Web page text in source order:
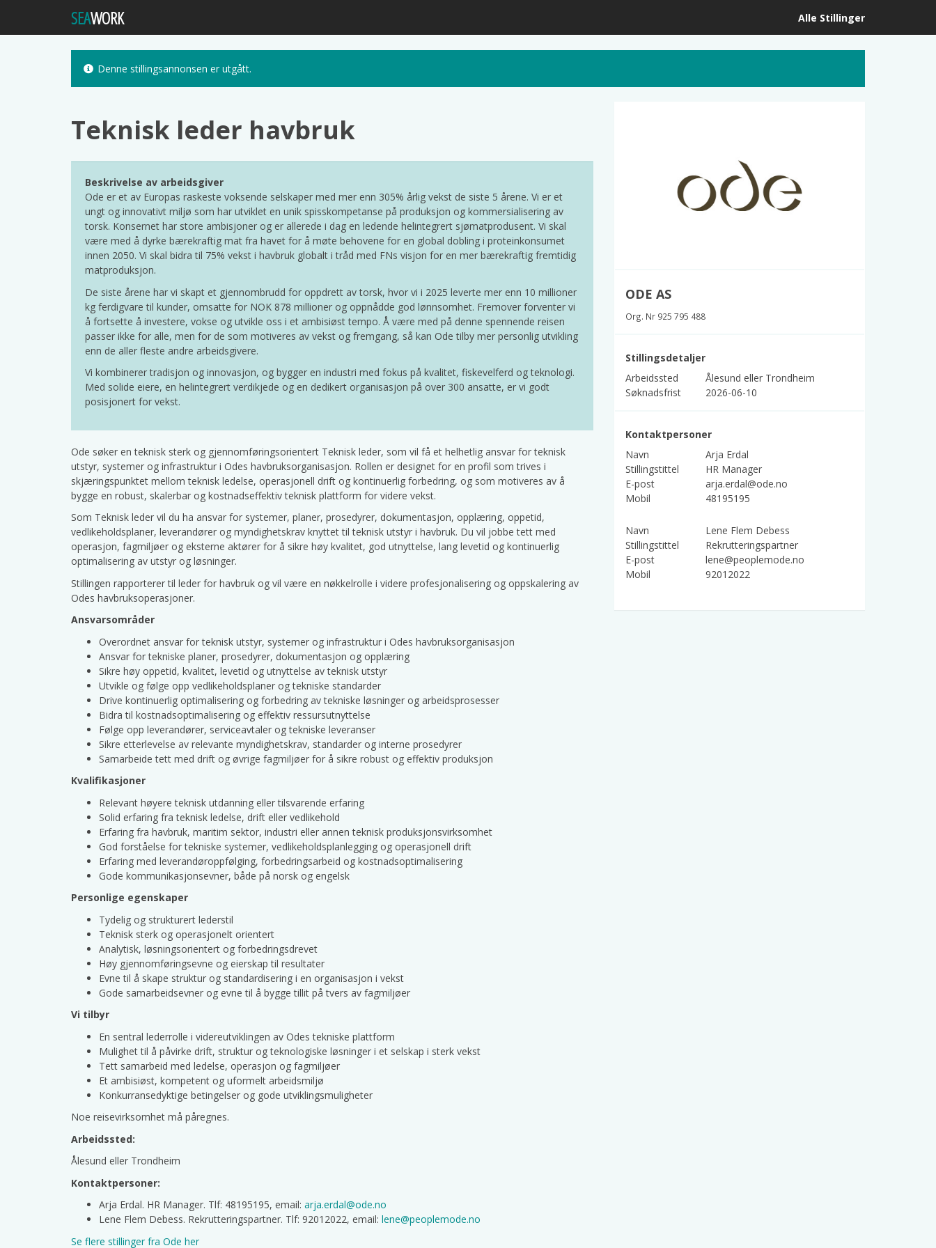
SEAWORK Alle Stillinger
Denne stillingsannonsen er utgått.
Teknisk leder havbruk
Beskrivelse av arbeidsgiver
Ode er et av Europas raskeste voksende selskaper med mer enn 305% årlig vekst de siste 5 årene. Vi er et
ungt og innovativt miljø som har utviklet en unik spisskompetanse på produksjon og kommersialisering av
torsk. Konsernet har store ambisjoner og er allerede i dag en ledende helintegrert sjømatprodusent. Vi skal
være med å dyrke bærekraftig mat fra havet for å møte behovene for en global dobling i proteinkonsumet
innen 2050. Vi skal bidra til 75% vekst i havbruk globalt i tråd med FNs visjon for en mer bærekraftig fremtidig
matproduksjon.
De siste årene har vi skapt et gjennombrudd for oppdrett av torsk, hvor vi i 2025 leverte mer enn 10 millioner
kg ferdigvare til kunder, omsatte for NOK 878 millioner og oppnådde god lønnsomhet. Fremover forventer vi
å fortsette å investere, vokse og utvikle oss i et ambisiøst tempo. Å være med på denne spennende reisen
passer ikke for alle, men for de som motiveres av vekst og fremgang, så kan Ode tilby mer personlig utvikling
enn de aller fleste andre arbeidsgivere.
Vi kombinerer tradisjon og innovasjon, og bygger en industri med fokus på kvalitet, fiskevelferd og teknologi.
Med solide eiere, en helintegrert verdikjede og en dedikert organisasjon på over 300 ansatte, er vi godt
posisjonert for vekst.
Ode søker en teknisk sterk og gjennomføringsorientert Teknisk leder, som vil få et helhetlig ansvar for teknisk
utstyr, systemer og infrastruktur i Odes havbruksorganisasjon. Rollen er designet for en profil som trives i
skjæringspunktet mellom teknisk ledelse, operasjonell drift og kontinuerlig forbedring, og som motiveres av å
bygge en robust, skalerbar og kostnadseffektiv teknisk plattform for videre vekst.
Som Teknisk leder vil du ha ansvar for systemer, planer, prosedyrer, dokumentasjon, opplæring, oppetid,
vedlikeholdsplaner, leverandører og myndighetskrav knyttet til teknisk utstyr i havbruk. Du vil jobbe tett med
operasjon, fagmiljøer og eksterne aktører for å sikre høy kvalitet, god utnyttelse, lang levetid og kontinuerlig
optimalisering av utstyr og løsninger.
Stillingen rapporterer til leder for havbruk og vil være en nøkkelrolle i videre profesjonalisering og oppskalering av
Odes havbruksoperasjoner.
Ansvarsområder
Overordnet ansvar for teknisk utstyr, systemer og infrastruktur i Odes havbruksorganisasjon
Ansvar for tekniske planer, prosedyrer, dokumentasjon og opplæring
Sikre høy oppetid, kvalitet, levetid og utnyttelse av teknisk utstyr
Utvikle og følge opp vedlikeholdsplaner og tekniske standarder
Drive kontinuerlig optimalisering og forbedring av tekniske løsninger og arbeidsprosesser
Bidra til kostnadsoptimalisering og effektiv ressursutnyttelse
Følge opp leverandører, serviceavtaler og tekniske leveranser
Sikre etterlevelse av relevante myndighetskrav, standarder og interne prosedyrer
Samarbeide tett med drift og øvrige fagmiljøer for å sikre robust og effektiv produksjon
Kvalifikasjoner
Relevant høyere teknisk utdanning eller tilsvarende erfaring
Solid erfaring fra teknisk ledelse, drift eller vedlikehold
Erfaring fra havbruk, maritim sektor, industri eller annen teknisk produksjonsvirksomhet
God forståelse for tekniske systemer, vedlikeholdsplanlegging og operasjonell drift
Erfaring med leverandøroppfølging, forbedringsarbeid og kostnadsoptimalisering
Gode kommunikasjonsevner, både på norsk og engelsk
Personlige egenskaper
Tydelig og strukturert lederstil
Teknisk sterk og operasjonelt orientert
Analytisk, løsningsorientert og forbedringsdrevet
Høy gjennomføringsevne og eierskap til resultater
Evne til å skape struktur og standardisering i en organisasjon i vekst
Gode samarbeidsevner og evne til å bygge tillit på tvers av fagmiljøer
Vi tilbyr
En sentral lederrolle i videreutviklingen av Odes tekniske plattform
Mulighet til å påvirke drift, struktur og teknologiske løsninger i et selskap i sterk vekst
Tett samarbeid med ledelse, operasjon og fagmiljøer
Et ambisiøst, kompetent og uformelt arbeidsmiljø
Konkurransedyktige betingelser og gode utviklingsmuligheter
Noe reisevirksomhet må påregnes.
Arbeidssted:
Ålesund eller Trondheim
Kontaktpersoner:
Arja Erdal. HR Manager. Tlf: 48195195, email: arja.erdal@ode.no
Lene Flem Debess. Rekrutteringspartner. Tlf: 92012022, email: lene@peoplemode.no
Se flere stillinger fra Ode her
ODE AS
Org. Nr 925 795 488
Stillingsdetaljer
Arbeidssted
Ålesund eller Trondheim
Søknadsfrist
2026-06-10
Kontaktpersoner
Navn
Arja Erdal
Stillingstittel
HR Manager
E-post
arja.erdal@ode.no
Mobil
48195195
Navn
Lene Flem Debess
Stillingstittel
Rekrutteringspartner
E-post
lene@peoplemode.no
Mobil
92012022